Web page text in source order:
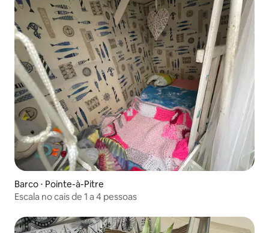
Barco ⋅ Pointe-à-Pitre
Escala no cais de 1 a 4 pessoas